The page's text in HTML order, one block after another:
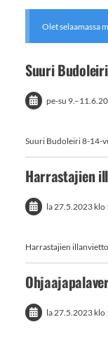
Olet selaamassa
Suuri Budoleiri
pe-su 9. –
Suuri Budoleiri 8-14-
Harrastajien
la 27.5.2023 klo
Harrastajien
la 27.5.2023 klo